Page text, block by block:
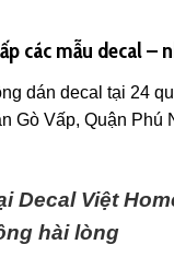
các mẫu decal –
dán decal tại 24
Gò Vấp, Quận Phú
Decal Việt
hài lòng